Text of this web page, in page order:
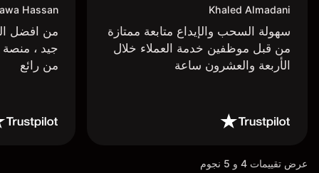
Khaled Almadani
سهولة السحب والإيداع متابعة ممتازة
من قبل موظفين خدمة العملاء خلال
الأربعة والعشرون ساعة
Hassan
من افضل
جيد ،
من رائع
عرض تقييمات 4 و 5 نجوم